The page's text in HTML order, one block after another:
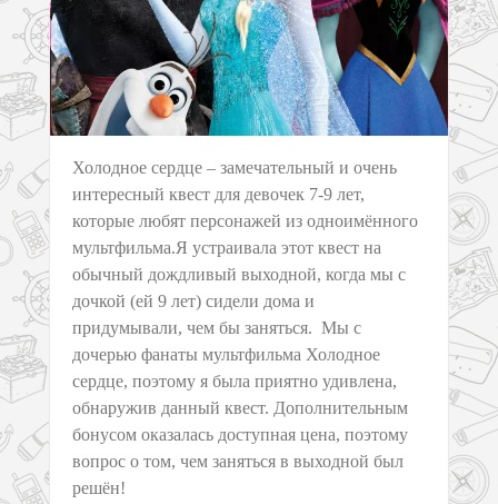
Холодное сердце – замечательный и очень
интересный квест для девочек 7-9 лет,
которые любят персонажей из одноимённого
мультфильма.Я устраивала этот квест на
обычный дождливый выходной, когда мы с
дочкой (ей 9 лет) сидели дома и
придумывали, чем бы заняться. Мы с
дочерью фанаты мультфильма Холодное
сердце, поэтому я была приятно удивлена,
обнаружив данный квест. Дополнительным
бонусом оказалась доступная цена, поэтому
вопрос о том, чем заняться в выходной был
решён!